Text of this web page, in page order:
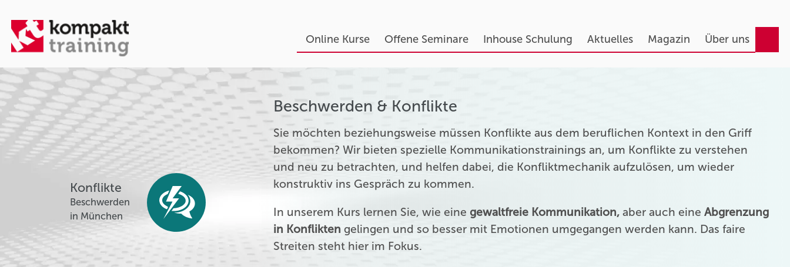
Online Kurse Offene Seminare Inhouse Schulung Aktuelles Magazin Über uns
Konflikte
Beschwerden
in München
Beschwerden & Konflikte
Sie möchten beziehungsweise müssen Konflikte aus dem beruflichen Kontext in den Griff
bekommen? Wir bieten spezielle Kommunikationstrainings an, um Konflikte zu verstehen
und neu zu betrachten, und helfen dabei, die Konfliktmechanik aufzulösen, um wieder
konstruktiv ins Gespräch zu kommen.
In unserem Kurs lernen Sie, wie eine gewaltfreie Kommunikation, aber auch eineAbgrenzung
in Konflikten gelingen und so besser mit Emotionen umgegangen werden kann. Das faire
Streiten steht hier im Fokus.